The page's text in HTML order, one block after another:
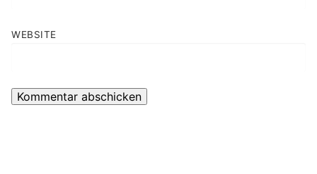
WEBSITE